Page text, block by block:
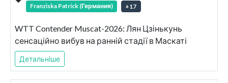
Franziska Patrick (Германия)
+17
WTT Contender Muscat-2026: Лян Цзінькунь
сенсаційно вибув на ранній стадії в Маскаті
Детальніше